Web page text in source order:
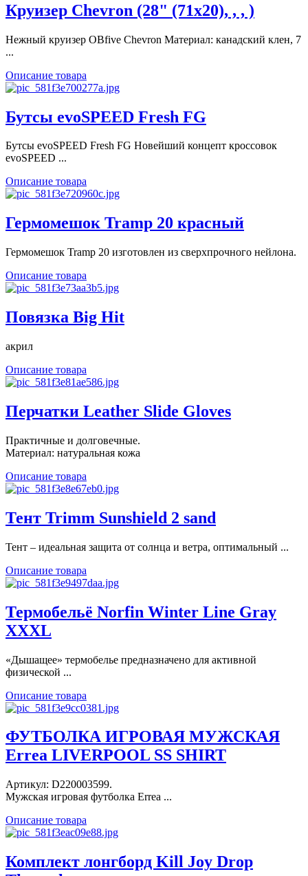
Круизер Chevron (28" (71х20), , , )
Нежный круизер OBfive Chevron Материал: канадский клен, 7
...
Описание товара
Бутсы evoSPEED Fresh FG
Бутсы evoSPEED Fresh FG Новейший концепт кроссовок
evoSPEED ...
Описание товара
Гермомешок Tramp 20 красный
Гермомешок Tramp 20 изготовлен из сверхпрочного нейлона.
Описание товара
Повязка Big Hit
акрил
Описание товара
Перчатки Leather Slide Gloves
Практичные и долговечные.
Материал: натуральная кожа
Описание товара
Тент Trimm Sunshield 2 sand
Тент – идеальная защита от солнца и ветра, оптимальный ...
Описание товара
Термобельё Norfin Winter Line Gray
XXXL
«Дышащее» термобелье предназначено для активной
физической ...
Описание товара
ФУТБОЛКА ИГРОВАЯ МУЖСКАЯ
Errea LIVERPOOL SS SHIRT
Артикул: D220003599.
Мужская игровая футболка Errea ...
Описание товара
Комплект лонгборд Kill Joy Drop